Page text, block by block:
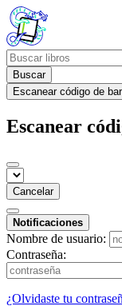
Buscar
Escanear código de
Escanear
Cancelar
Notificaciones
Nombre de usuario:
Contraseña:
¿Olvidaste tu